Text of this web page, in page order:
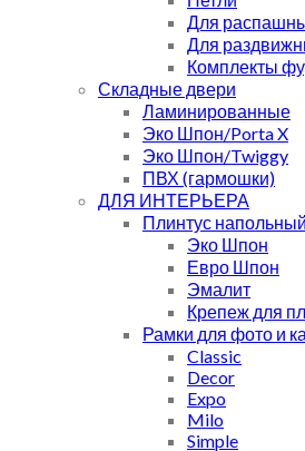
Для
Для
Комплекты
Складные двери
Ламинированные
Эко Шпон/Porta X
Эко Шпон/Twiggy
ПВХ (гармошки)
ДЛЯ ИНТЕРЬЕРА
Плинтус напольный
Эко Шпон
Евро Шпон
Эмалит
Крепеж для
Рамки для фото и
Classic
Decor
Expo
Milo
Simple